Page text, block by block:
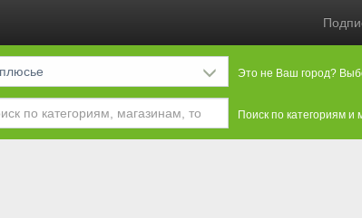
Это не Ваш город?
Поиск по категориям и